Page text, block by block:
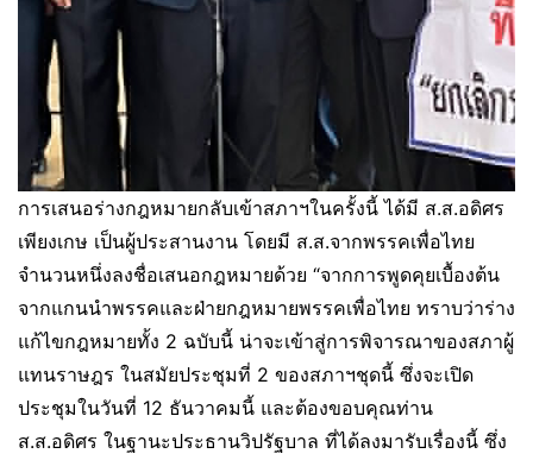
การเสนอร่างกฎหมายกลับเข้าสภาฯในครั้งนี้ ได้มี ส.ส.อดิศร
เพียงเกษ เป็นผู้ประสานงาน โดยมี ส.ส.จากพรรคเพื่อไทย
จำนวนหนึ่งลงชื่อเสนอกฎหมายด้วย “จากการพูดคุยเบื้องต้น
จากแกนนำพรรคและฝ่ายกฎหมายพรรคเพื่อไทย ทราบว่าร่าง
แก้ไขกฎหมายทั้ง 2 ฉบับนี้ น่าจะเข้าสู่การพิจารณาของสภาผู้
แทนราษฎร ในสมัยประชุมที่ 2 ของสภาฯชุดนี้ ซึ่งจะเปิด
ประชุมในวันที่ 12 ธันวาคมนี้ และต้องขอบคุณท่าน
ส.ส.อดิศร ในฐานะประธานวิปรัฐบาล ที่ได้ลงมารับเรื่องนี้ ซึ่ง